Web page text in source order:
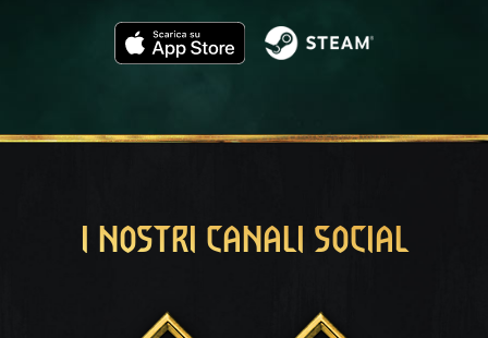
I NOSTRI CANALI SOCIAL